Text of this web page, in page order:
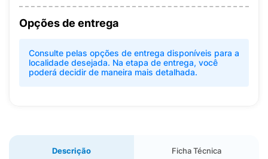
Opções de entrega
Consulte pelas opções de entrega disponíveis para a
localidade desejada. Na etapa de entrega, você
poderá decidir de maneira mais detalhada.
Descrição Ficha Técnica